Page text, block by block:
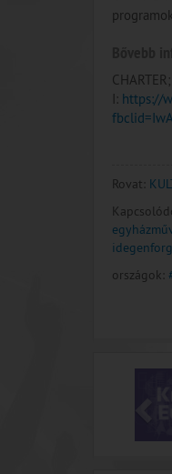
CHARTER;
I: https://
Rovat:
országok: